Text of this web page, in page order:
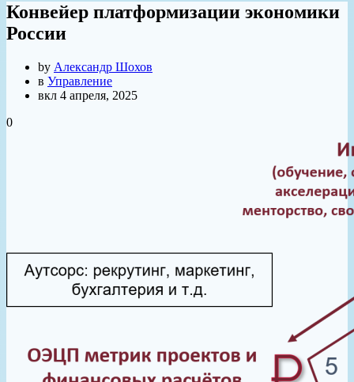
Конвейер платформизации экономики
России
by Александр Шохов
в Управление
вкл 4 апреля, 2025
0